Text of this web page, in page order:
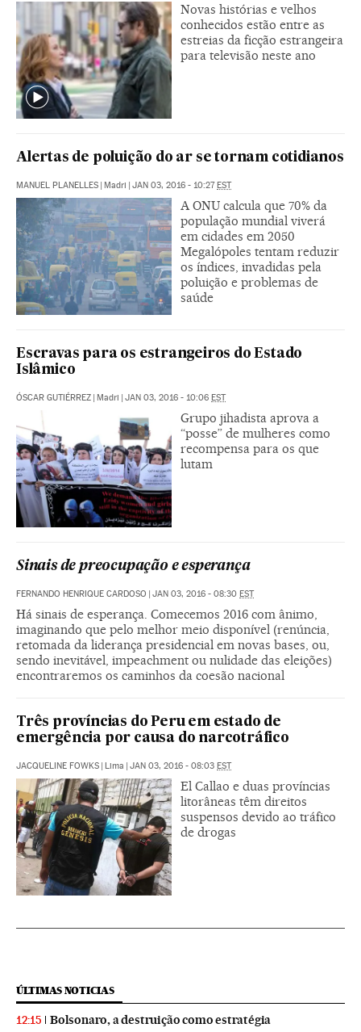
Novas histórias e velhos
conhecidos estão entre as
estreias da ficção estrangeira
para televisão neste ano
Alertas de poluição do ar se tornam cotidianos
MANUEL PLANELLES | Madri | JAN 03, 2016 - 10:27EST
A ONU calcula que 70% da
população mundial viverá
em cidades em 2050
Megalópoles tentam reduzir
os índices, invadidas pela
poluição e problemas de
saúde
Escravas para os estrangeiros do Estado
Islâmico
ÓSCAR GUTIÉRREZ | Madri | JAN 03, 2016 - 10:06 EST
Grupo jihadista aprova a
“posse” de mulheres como
recompensa para os que
lutam
Sinais de preocupação e esperança
FERNANDO HENRIQUE CARDOSO | JAN 03, 2016 - 08:30 EST
Há sinais de esperança. Comecemos 2016 com ânimo,
imaginando que pelo melhor meio disponível (renúncia,
retomada da liderança presidencial em novas bases, ou,
sendo inevitável, impeachment ou nulidade das eleições)
encontraremos os caminhos da coesão nacional
Três províncias do Peru em estado de
emergência por causa do narcotráfico
JACQUELINE FOWKS | Lima | JAN 03, 2016 - 08:03 EST
El Callao e duas províncias
litorâneas têm direitos
suspensos devido ao tráfico
de drogas
ÚLTIMAS NOTICIAS
12:15 Bolsonaro, a destruição como estratégia